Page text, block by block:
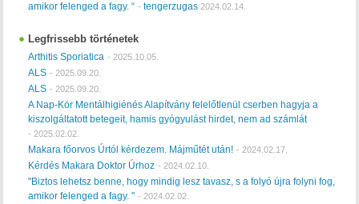
amikor felenged a fagy. “ -tengerzugas 2024.02.14.
Legfrissebb történetek
Arthitis Sporiatica - 2025.10.05.
ALS - 2025.09.20.
ALS - 2025.09.20.
A Nap-Kör Mentálhigiénés Alapítvány felelőtlenül cserben hagyja a
kiszolgáltatott betegeit, hamis gyógyulást hirdet, nem ad számlát
- 2025.02.02.
Makara főorvos Úrtól kérdezem. Májműtét után! - 2024.02.17.
Kérdés Makara Doktor Úrhoz - 2024.02.10.
"Biztos lehetsz benne, hogy mindig lesz tavasz, s a folyó újra folyni fog,
amikor felenged a fagy. " - 2024.02.02.